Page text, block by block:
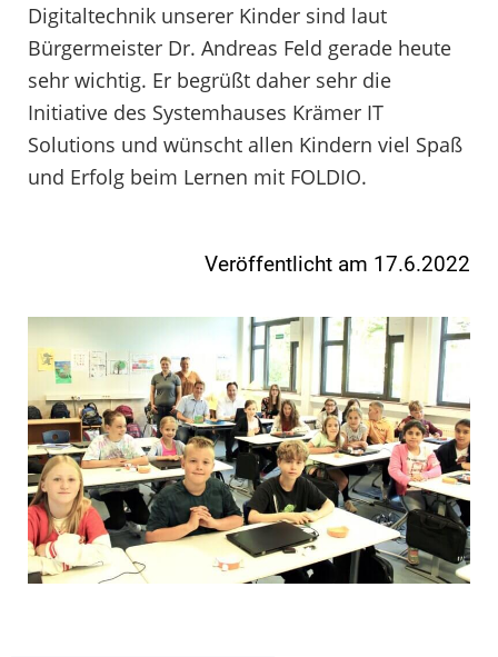
Digitaltechnik unserer Kinder sind laut
Bürgermeister Dr. Andreas Feld gerade heute
sehr wichtig. Er begrüßt daher sehr die
Initiative des Systemhauses Krämer IT
Solutions und wünscht allen Kindern viel Spaß
und Erfolg beim Lernen mit FOLDIO.
Veröffentlicht am 17.6.2022